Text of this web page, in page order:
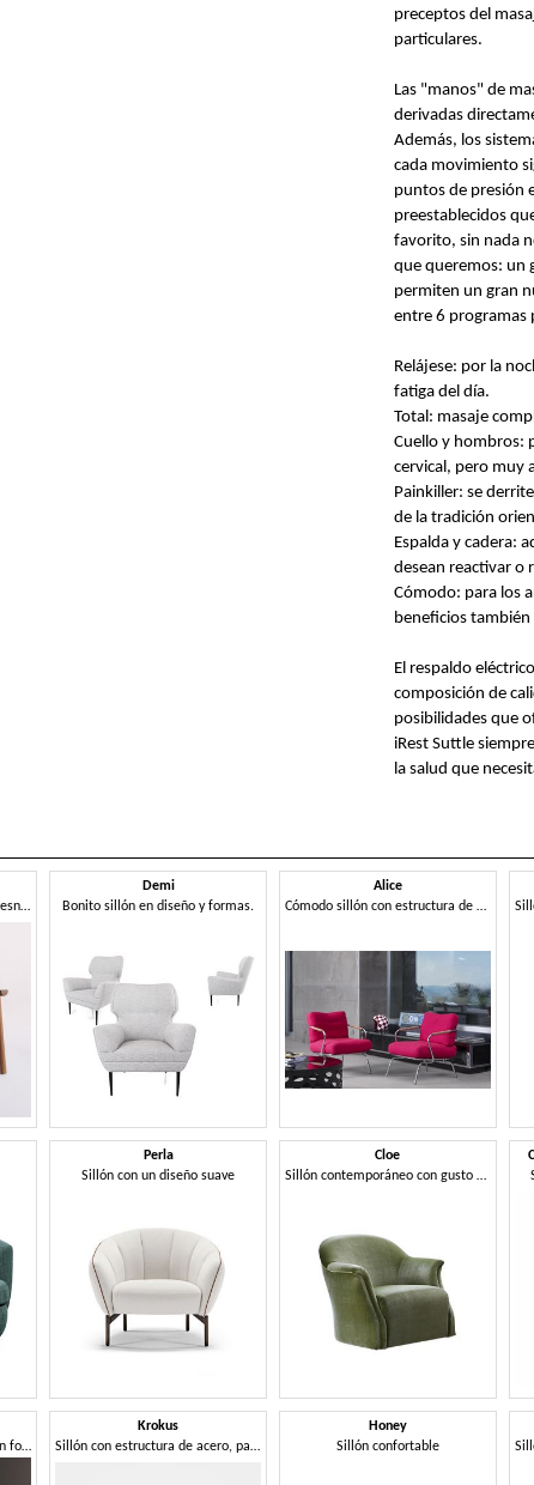
preceptos del
particulares.
Las "manos" de
derivadas
Además, los
cada movimiento
puntos de presión
preestablecidos
favorito, sin nada
que queremos: un
permiten un gran
entre 6 programas
Relájese: por la
fatiga del día.
Total: masaje
Cuello y hombros:
cervical, pero muy
Painkiller: se
de la tradición
Espalda y cadera:
desean reactivar o
Cómodo: para los
beneficios también
El respaldo
composición de
posibilidades que
iRest Suttle
la salud que
Sillón lounge de madera de fresno, acolchado
Demi
Bonito sillón en diseño y formas.
Alice
Cómodo sillón con estructura de acero expuesto
Perla
Sillón con un diseño suave
Cloe
Sillón contemporáneo con gusto retro.
Sillón de gusto sofisticado, con formas redondeadas.
Krokus
Sillón con estructura de acero, para la sala de espera
Honey
Sillón confortable